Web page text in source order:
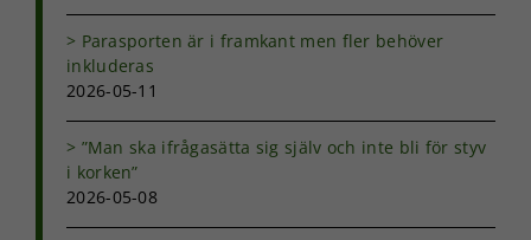
Parasporten är i framkant men fler behöver
inkluderas
2026-05-11
”Man ska ifrågasätta sig själv och inte bli för styv
i korken”
2026-05-08